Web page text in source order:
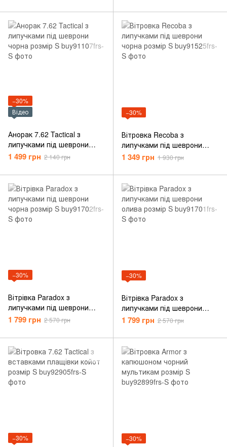
−30%
Відео
Анорак 7.62 Tactical з
липучками під шеврони
чорна розмір S
1 499 грн 2 140 грн
−30%
Вітровка Recoba з
липучками під шеврони
чорна розмір S
1 349 грн 1 930 грн
−30%
Вітрівка Paradox з
липучками під шеврони
чорна розмір S
1 799 грн 2 570 грн
−30%
Вітрівка Paradox з
липучками під шеврони
олива розмір S
1 799 грн 2 570 грн
−30% −30%